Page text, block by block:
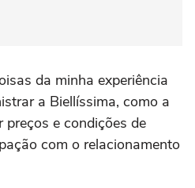
da minha experiência
a Biellíssima, como a
e condições de
com o relacionamento